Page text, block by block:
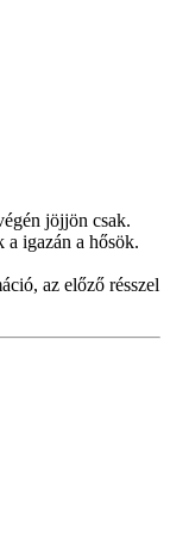
jöjjön csak.
igazán a hősök.
az előző résszel